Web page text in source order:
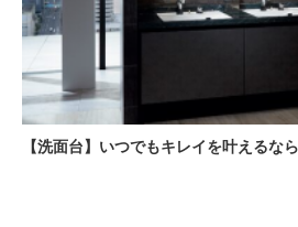
【洗面台】いつでもキレイを叶えるな